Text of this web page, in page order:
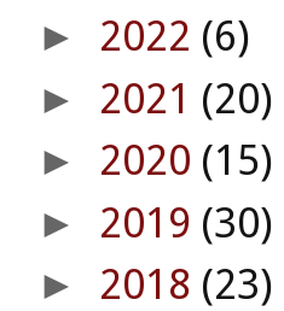
► 2022 (6)
► 2021 (20)
► 2020 (15)
► 2019 (30)
► 2018 (23)